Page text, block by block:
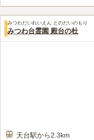
みつわだいれいえん とのだいのもり
みつわ台霊園 殿台の杜
天台駅から2.3km